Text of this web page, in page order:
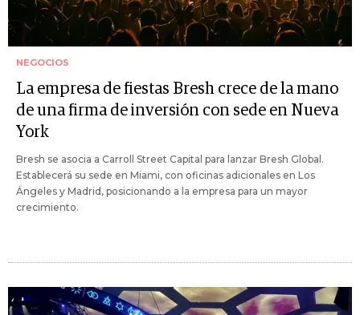
NEGOCIOS
La empresa de fiestas Bresh crece de la mano
de una firma de inversión con sede en Nueva
York
Bresh se asocia a Carroll Street Capital para lanzar Bresh Global.
Establecerá su sede en Miami, con oficinas adicionales en Los
Ángeles y Madrid, posicionando a la empresa para un mayor
crecimiento.